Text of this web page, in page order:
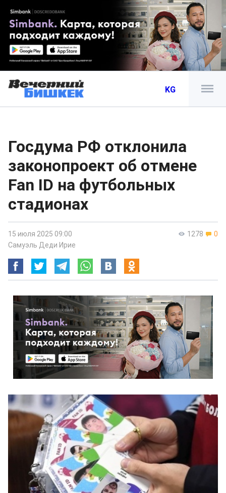
KG
Госдума РФ отклонила
законопроект об отмене
Fan ID на футбольных
стадионах
1278 0
15 июля 2025 09:00
Самуэль Деди Ирие